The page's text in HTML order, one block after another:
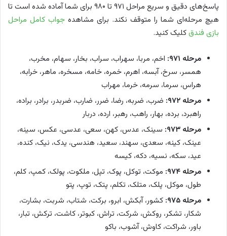
پاسخ‌های دقیق و سریع مراحل ۹۷۱ تا ۹۸۰ برای شما آماده شده است تا
هیچ مرحله‌ای شما را متوقف نکند. برای مشاهده جواب کامل مراحل
بازی فندقکلیک کنید.
مرحله ۹۷۱:
اخم، مربا، سهراب، سراب، بخار، سهام، مخرب،
همسر، سرخ، آبسه، اهرم، خمره، خامه، مسخره، ماهر، خرابه،
هراس، سرما، سرمه، خرما، مهراب
مرحله ۹۷۲:
ضرب، ضربه، رضا، ضرر، ضارب، ضربدر، برادر، براده،
راهبرد، برده، بهار، راهب، رهبر، ارده، دربار
مرحله ۹۷۳:
سینک، عدس، کهن، سعی، عدسی، عکس، سینه،
عینک، کینه، سعدی، سهند، سعید، هندسی، یدک، نیک، کنده،
عید، سکه، نسیه، دکه، کیسه
مرحله ۹۷۴:
موکت، توکل، پوک، تپل، ملکوت، پولک، کمپ، کلم،
طول، موکل، پلک، متلک، تکلم، پتک، توپ، پتو
مرحله ۹۷۵:
کشور، آبکش، ابرو، برکت، شتاب، شربت، بشارت،
شکار، تشکر، روکش، شرکت، تراش، کبوتر، کاشت، ترکش، تبار،
باور، شراکت، کاوش، آشوب، باکو